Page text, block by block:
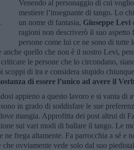
Venendo al personaggio di cui
mestiere l’insegnante di tango. Lo
un nome di fantasia, Giuseppe Levi
ragioni non descriverò il suo aspetto
persone come lui ce ne sono di tutte
anche quello che non è il nostro Levi,
le persone che lo circondano,
scoppi di ira e considera stupido
di essere l’unico ad avere il
appieno a questo lavoro e si vanta di
in grado di soddisfare le sue
mangia. Approfitta dei post altrui di
sui vari modi di ballare il tango. Le
ne frega altamente. Fa parrocchia a sé e
ovviamente vede solo dal suo